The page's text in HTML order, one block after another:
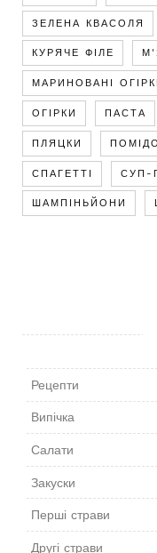
ЗЕЛЕНА КВАСОЛЯ
КУРЯЧЕ ФІЛЕ
МАРИНОВАНІ
ОГІРКИ ПАСТА
ПЛЯЦКИ
СПАГЕТТІ СУП-
ШАМПІНЬЙОНИ
Рецепти
Випічка
Салати
Закуски
Перші страви
Другі страви